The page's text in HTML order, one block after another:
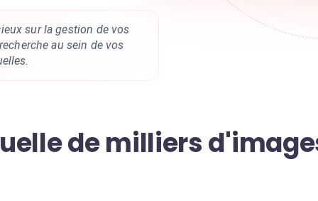
sur la gestion de vos
au sein de vos
de milliers